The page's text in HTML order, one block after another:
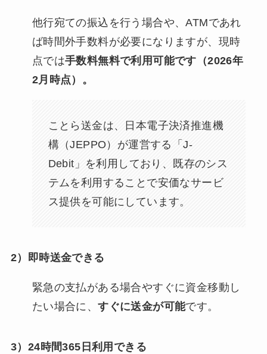
他行宛ての振込を行う場合や、ATMであれ
ば時間外手数料が必要になりますが、現時
点では手数料無料で利用可能です（2026年
2月時点）。
ことら送金は、日本電子決済推進機
構（JEPPO）が運営する「J-
Debit」を利用しており、既存のシス
テムを利用することで安価なサービ
ス提供を可能にしています。
2）即時送金できる
緊急の支払がある場合やすぐに資金移動し
たい場合に、すぐに送金が可能です。
3）24時間365日利用できる